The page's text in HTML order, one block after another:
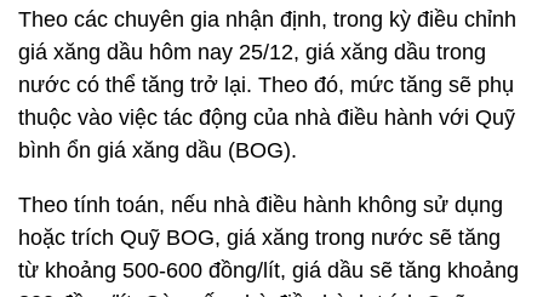
Theo các chuyên gia nhận định, trong kỳ điều chỉnh
giá xăng dầu hôm nay 25/12, giá xăng dầu trong
nước có thể tăng trở lại. Theo đó, mức tăng sẽ phụ
thuộc vào việc tác động của nhà điều hành với Quỹ
bình ổn giá xăng dầu (BOG).
Theo tính toán, nếu nhà điều hành không sử dụng
hoặc trích Quỹ BOG, giá xăng trong nước sẽ tăng
từ khoảng 500-600 đồng/lít, giá dầu sẽ tăng khoảng